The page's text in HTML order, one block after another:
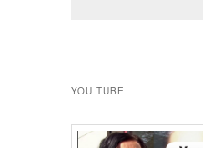
YOU TUBE